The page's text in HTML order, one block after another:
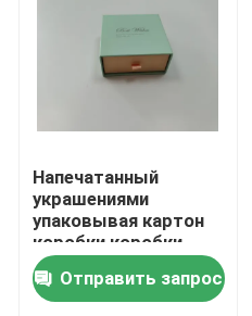
Напечатанный
украшениями
упаковывая картон
коробки коробки
биоразлагаемый
магнитный твердый
Отправить запрос